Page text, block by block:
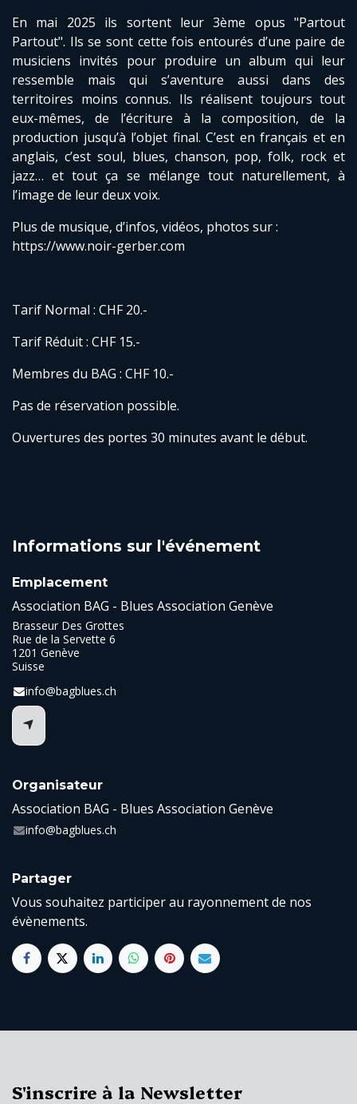
En mai 2025 ils sortent leur 3ème opus "Partout
Partout". Ils se sont cette fois entourés d’une paire de
musiciens invités pour produire un album qui leur
ressemble mais qui s’aventure aussi dans des
territoires moins connus. Ils réalisent toujours tout
eux-mêmes, de l’écriture à la composition, de la
production jusqu’à l’objet final. C’est en français et en
anglais, c’est soul, blues, chanson, pop, folk, rock et
jazz… et tout ça se mélange tout naturellement, à
l’image de leur deux voix.
Plus de musique, d’infos, vidéos, photos sur :
https://www.noir-gerber.com
Tarif Normal : CHF 20.-
Tarif Réduit : CHF 15.-
Membres du BAG : CHF 10.-
Pas de réservation possible.
Ouvertures des portes 30 minutes avant le début.
Informations sur l'événement
Emplacement
Association BAG - Blues Association Genève
Brasseur Des Grottes
Rue de la Servette 6
1201 Genève
Suisse
info@bagblues.ch
Organisateur
Association BAG - Blues Association Genève
info@bagblues.ch
Partager
Vous souhaitez participer au rayonnement de nos
évènements.
S'inscrire à la Newsletter